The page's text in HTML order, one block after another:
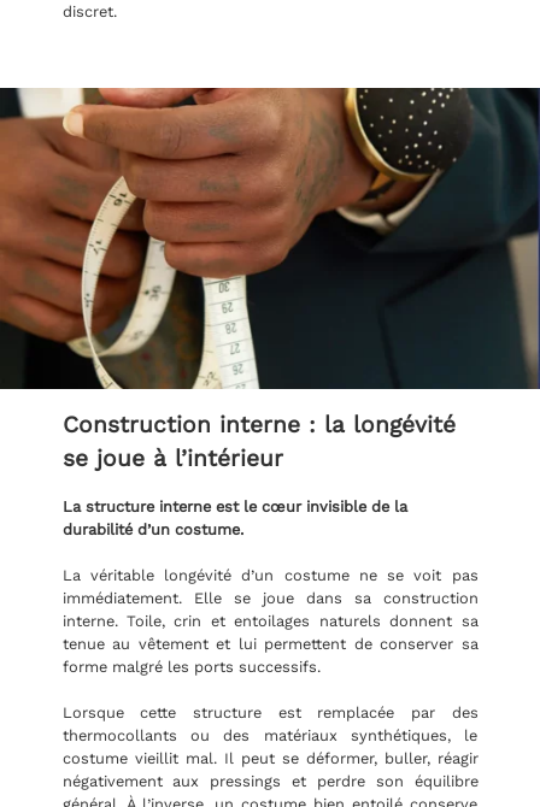
discret.
Construction interne : la longévité
se joue à l’intérieur
La structure interne est le cœur invisible de la
durabilité d’un costume.
La véritable longévité d’un costume ne se voit pas
immédiatement. Elle se joue dans sa construction
interne. Toile, crin et entoilages naturels donnent sa
tenue au vêtement et lui permettent de conserver sa
forme malgré les ports successifs.
Lorsque cette structure est remplacée par des
thermocollants ou des matériaux synthétiques, le
costume vieillit mal. Il peut se déformer, buller, réagir
négativement aux pressings et perdre son équilibre